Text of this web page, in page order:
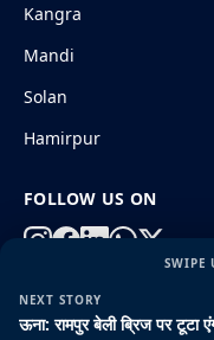
SWIPE
NEXT STORY
ऊना: रामपुर बेली ब्रिज पर टूटा
Kangra
Mandi
Solan
Hamirpur
FOLLOW US ON
© 2026 HimachalGovt.com
| Terms and Conditions